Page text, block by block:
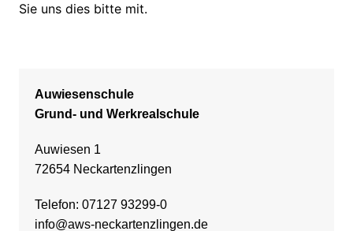
Sie uns dies bitte mit.
Auwiesenschule
Grund- und Werkrealschule
Auwiesen 1
72654 Neckartenzlingen
Telefon: 07127 93299-0
info@aws-neckartenzlingen.de